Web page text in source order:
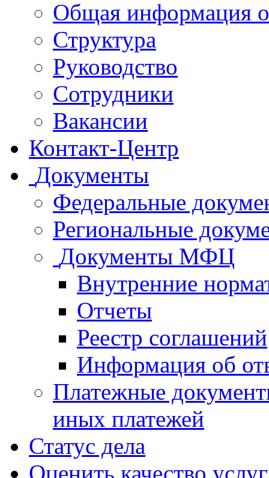
Общая
Структура
Руководство
Сотрудники
Вакансии
Контакт-Центр
Документы
Федеральные
Региональные
Документы МФЦ
Внутренние
Отчеты
Реестр соглашений
Информация об
Платежные
иных платежей
Статус дела